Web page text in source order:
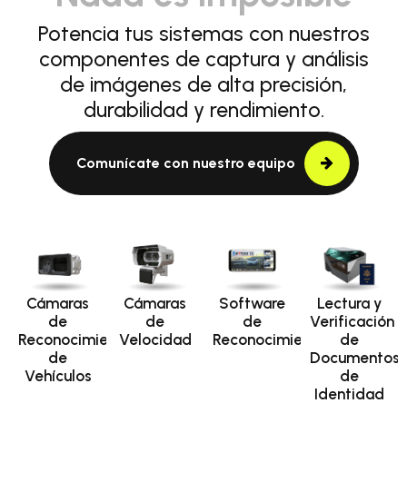
Potencia tus sistemas con nuestros
componentes de captura y análisis
de imágenes de alta precisión,
durabilidad y rendimiento.
Comunícate con nuestro equipo
Cámaras
de
Reconocimiento
de
Vehículos
Cámaras
de
Velocidad
Software
de
Reconocimiento
Lectura y
Verificación
de
Documentos
de
Identidad